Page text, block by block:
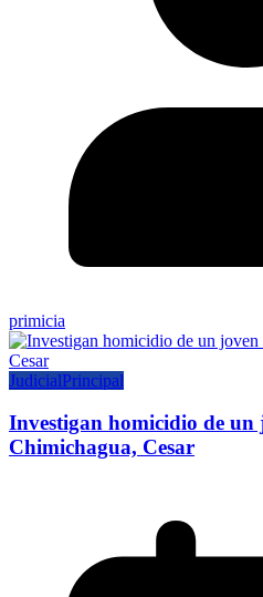
primicia
JudicialPrincipal
Investigan homicidio de un
Chimichagua, Cesar